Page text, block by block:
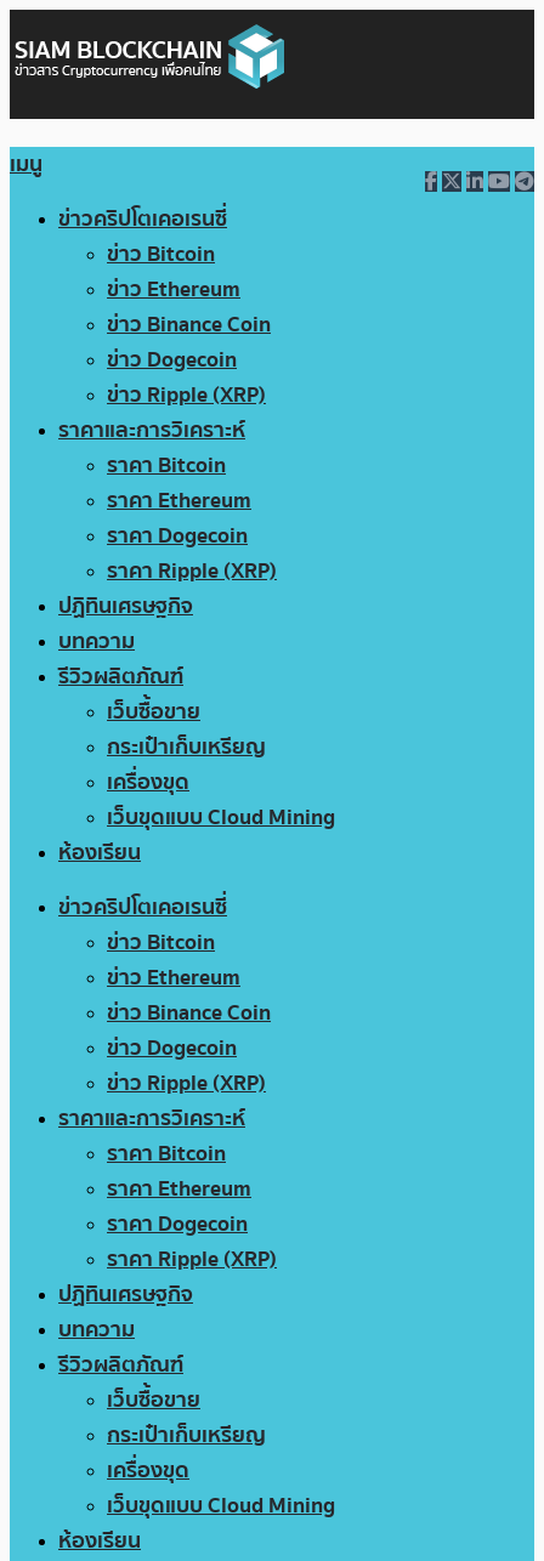
เมนู
ข่าวคริปโตเคอเรนซี่
ข่าว Bitcoin
ข่าว Ethereum
ข่าว Binance Coin
ข่าว Dogecoin
ข่าว Ripple (XRP)
ราคาและการวิเคราะห์
ราคา Bitcoin
ราคา Ethereum
ราคา Dogecoin
ราคา Ripple (XRP)
ปฏิทินเศรษฐกิจ
บทความ
รีวิวผลิตภัณฑ์
เว็บซื้อขาย
กระเป๋าเก็บเหรียญ
เครื่องขุด
เว็บขุดแบบ Cloud Mining
ห้องเรียน
ข่าวคริปโตเคอเรนซี่
ข่าว Bitcoin
ข่าว Ethereum
ข่าว Binance Coin
ข่าว Dogecoin
ข่าว Ripple (XRP)
ราคาและการวิเคราะห์
ราคา Bitcoin
ราคา Ethereum
ราคา Dogecoin
ราคา Ripple (XRP)
ปฏิทินเศรษฐกิจ
บทความ
รีวิวผลิตภัณฑ์
เว็บซื้อขาย
กระเป๋าเก็บเหรียญ
เครื่องขุด
เว็บขุดแบบ Cloud Mining
ห้องเรียน